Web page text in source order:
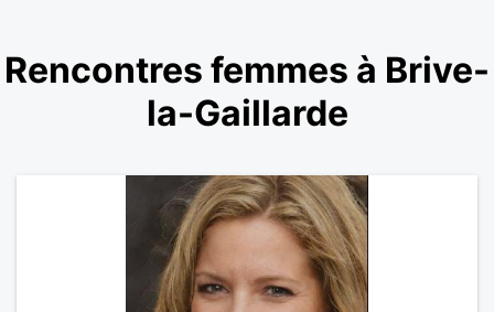
Rencontres femmes à Brive-
la-Gaillarde